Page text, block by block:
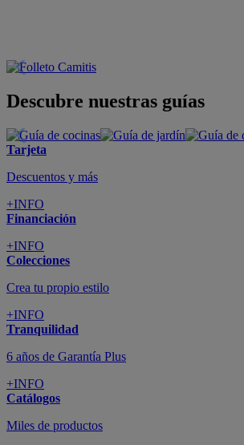
Descubre nuestras guías
Tarjeta
Descuentos y más
+INFO
Financiación
+INFO
Colecciones
Crea tu propio estilo
+INFO
Tranquilidad
6 años de Garantía Plus
+INFO
Catálogos
Miles de productos